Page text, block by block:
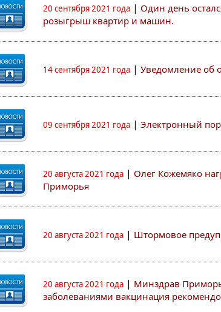
20 сентября 2021 года | Один день
розыгрыш квартир и машин.
14 сентября 2021 года | Уведомление об
09 сентября 2021 года | Электронный
20 августа 2021 года | Олег Кожемяко
Приморья
20 августа 2021 года | Штормовое
20 августа 2021 года | Минздрав
заболеваниями вакцинация